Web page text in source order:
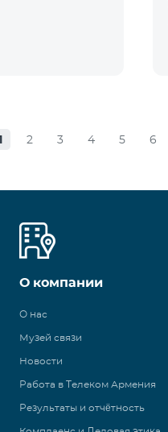
2 3 4 5 6
О компании
О нас
Музей связи
Новости
Работа в Телеком Армения
Результаты и отчётность